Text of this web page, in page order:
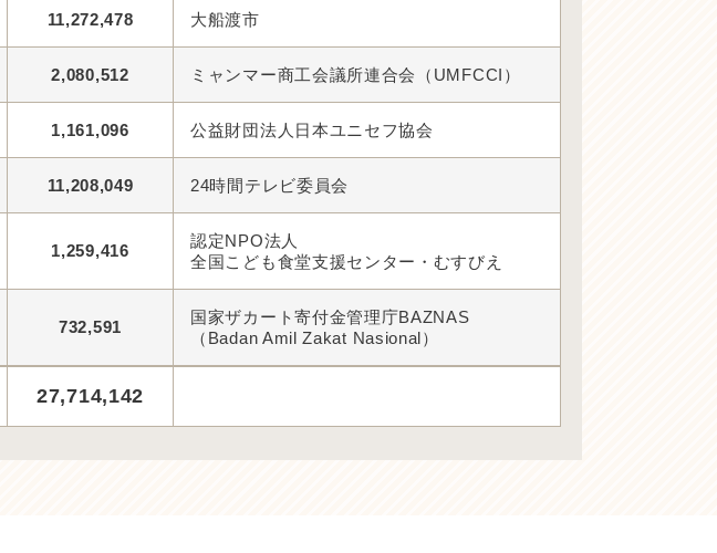
11,272,478 大船渡市
2,080,512 ミャンマー商工会議所連合会（UMFCCI）
1,161,096 公益財団法人日本ユニセフ協会
11,208,049 24時間テレビ委員会
1,259,416
認定NPO法人
全国こども食堂支援センター・むすびえ
732,591
国家ザカート寄付金管理庁BAZNAS
（Badan Amil Zakat Nasional）
27,714,142